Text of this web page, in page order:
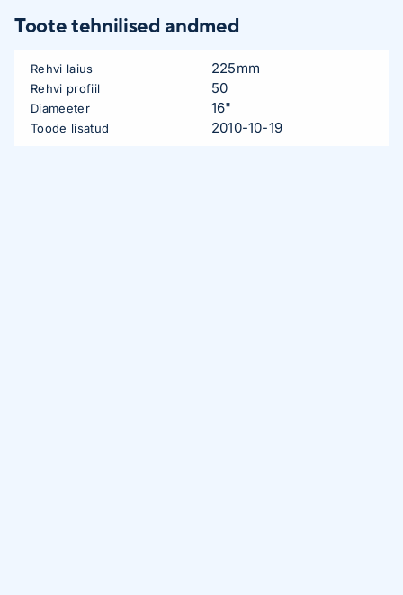
Toote tehnilised andmed
Rehvi laius 225mm
Rehvi profiil 50
Diameeter 16"
Toode lisatud 2010-10-19